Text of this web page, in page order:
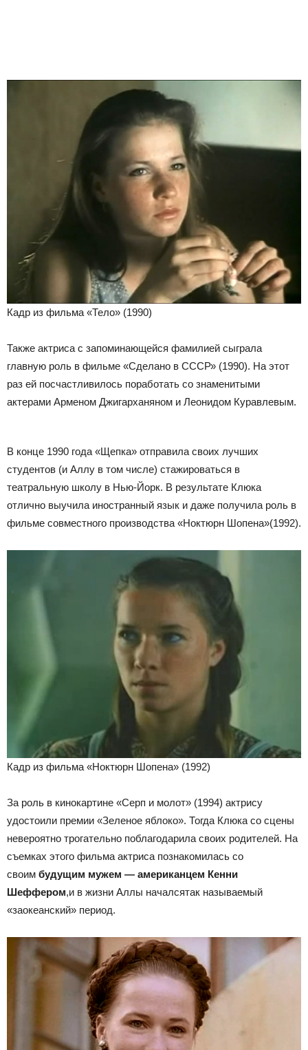
Кадр из фильма «Тело» (1990)
Также актриса с запоминающейся фамилией сыграла
главную роль в фильме «Сделано в СССР» (1990). На этот
раз ей посчастливилось поработать со знаменитыми
актерами Арменом Джигарханяном и Леонидом Куравлевым.
В конце 1990 года «Щепка» отправила своих лучших
студентов (и Аллу в том числе) стажироваться в
театральную школу в Нью-Йорк. В результате Клюка
отлично выучила иностранный язык и даже получила роль в
фильме совместного производства «Ноктюрн Шопена»(1992).
Кадр из фильма «Ноктюрн Шопена» (1992)
За роль в кинокартине «Серп и молот» (1994) актрису
удостоили премии «Зеленое яблоко». Тогда Клюка со сцены
невероятно трогательно поблагодарила своих родителей. На
съемках этого фильма актриса познакомилась со
своим будущим мужем — американцем Кенни
Шеффером,и в жизни Аллы началсятак называемый
«заокеанский» период.